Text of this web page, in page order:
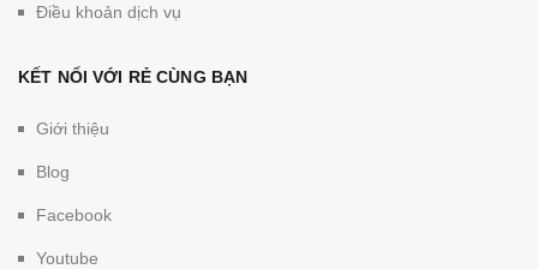
Điều khoản dịch vụ
KẾT NỐI VỚI RẺ CÙNG BẠN
Giới thiệu
Blog
Facebook
Youtube